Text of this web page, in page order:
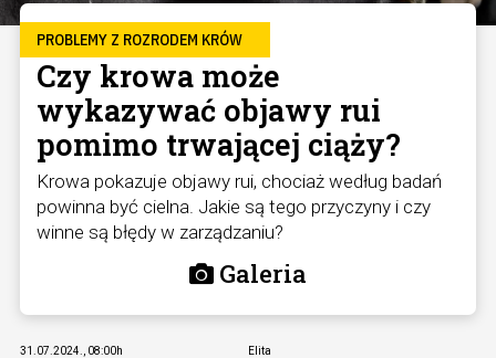
PROBLEMY Z ROZRODEM KRÓW
Czy krowa może
wykazywać objawy rui
pomimo trwającej ciąży?
Krowa pokazuje objawy rui, chociaż według badań
powinna być cielna. Jakie są tego przyczyny i czy
winne są błędy w zarządzaniu?
Galeria
31.07.2024., 08:00h Elita